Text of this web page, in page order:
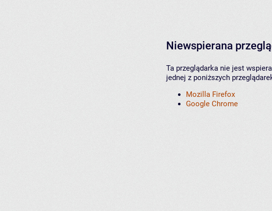
Niewspierana
Ta przeglądarka nie jest
jednej z poniższych
Mozilla Firefox
Google Chrome